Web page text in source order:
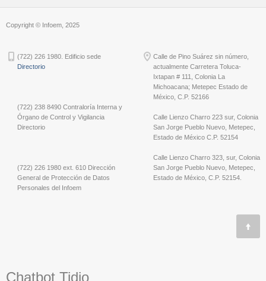
Copyright © Infoem, 2025
(722) 226 1980. Edificio sede
Directorio
(722) 238 8490 Contraloría Interna y
Órgano de Control y Vigilancia
Directorio
(722) 226 1980 ext. 610 Dirección
General de Protección de Datos
Personales del Infoem
Calle de Pino Suárez sin número,
actualmente Carretera Toluca-
Ixtapan # 111, Colonia La
Michoacana; Metepec Estado de
México, C.P. 52166
Calle Lienzo Charro 223 sur, Colonia
San Jorge Pueblo Nuevo, Metepec,
Estado de México C.P. 52154
Calle Lienzo Charro 323, sur, Colonia
San Jorge Pueblo Nuevo, Metepec,
Estado de México, C.P. 52154.
Chatbot Tidio